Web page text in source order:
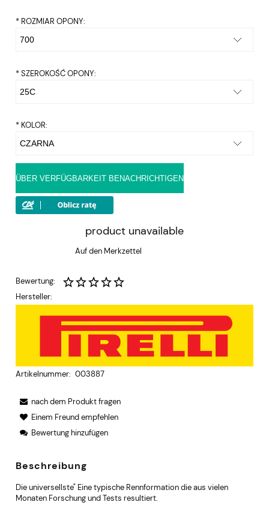
* ROZMIAR OPONY:
*SZEROKOŚĆ OPONY:
* KOLOR:
ÜBER VERFÜGBARKEIT BENACHRICHTIGEN
product unavailable
Auf den Merkzettel
Bewertung:
Hersteller:
Artikelnummer: 003887
nach dem Produkt fragen
Einem Freund empfehlen
Bewertung hinzufügen
Beschreibung
Die universellste" Eine typische Rennformation die aus vielen
Monaten Forschung und Tests resultiert.